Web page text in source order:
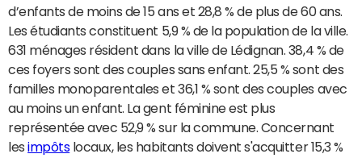
d’enfants de moins de 15 ans et 28,8 % de plus de 60 ans.
Les étudiants constituent 5,9 % de la population de la ville.
631 ménages résident dans la ville de Lédignan. 38,4 % de
ces foyers sont des couples sans enfant. 25,5 % sont des
familles monoparentales et 36,1 % sont des couples avec
au moins un enfant. La gent féminine est plus
représentée avec 52,9 % sur la commune. Concernant
lesimpôtslocaux, les habitants doivent s'acquitter 15,3 %